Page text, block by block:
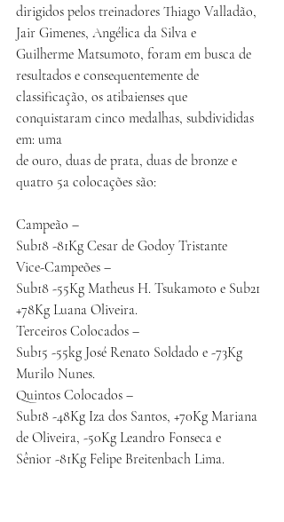
dirigidos pelos treinadores Thiago Valladão,
Jair Gimenes, Angélica da Silva e
Guilherme Matsumoto, foram em busca de
resultados e consequentemente de
classificação, os atibaienses que
conquistaram cinco medalhas, subdivididas
em: uma
de ouro, duas de prata, duas de bronze e
quatro 5a colocações são:
Campeão –
Sub18 -81Kg Cesar de Godoy Tristante
Vice-Campeões –
Sub18 -55Kg Matheus H. Tsukamoto e Sub21
+78Kg Luana Oliveira.
Terceiros Colocados –
Sub15 -55kg José Renato Soldado e -73Kg
Murilo Nunes.
Quintos Colocados –
Sub18 -48Kg Iza dos Santos, +70Kg Mariana
de Oliveira, -50Kg Leandro Fonseca e
Sênior -81Kg Felipe Breitenbach Lima.